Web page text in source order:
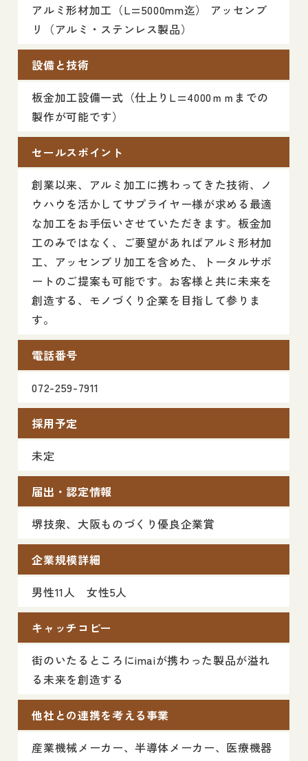
アルミ形材加工（L=5000mm迄） アッセンブ
リ（アルミ・ステンレス製品）
設備と技術
板金加工設備一式（仕上りL=4000ｍｍまでの
製作が可能です）
セールスポイント
創業以来、アルミ加工に携わってきた技術、ノ
ウハウを活かしてサプライヤー様が求める最適
な加工をお手伝いさせていただきます。板金加
工のみではなく、ご要望があればアルミ形材加
工、アッセンブリ加工を含めた、トータルサポ
ートのご提案も可能です。お客様と共に未来を
創造する、モノづくり企業を目指して参りま
す。
電話番号
072-259-7911
採用予定
未定
届出・認定情報
堺技衆、大阪ものづくり優良企業賞
企業規模詳細
男性11人 女性5人
キャッチコピー
街のいたるところにimaiが携わった製品が溢れ
る未来を創造する
他社との連携を考える事業
産業機械メーカー、半導体メーカー、医療機器